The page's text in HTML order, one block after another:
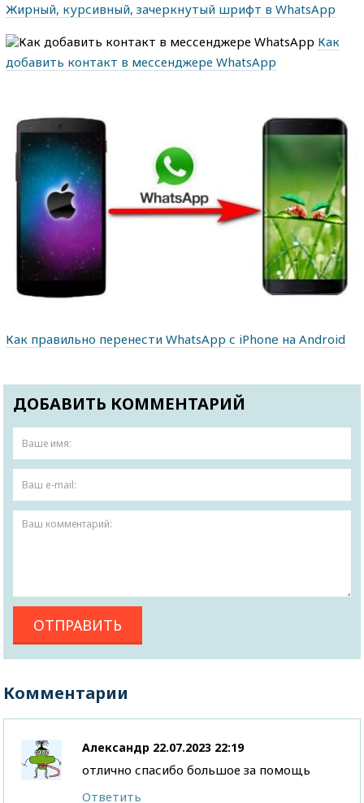
Жирный, курсивный, зачеркнутый шрифт в WhatsApp
Как
добавить контакт в мессенджере WhatsApp
Как правильно перенести WhatsApp с iPhone на Android
ДОБАВИТЬ КОММЕНТАРИЙ
Комментарии
Александр 22.07.2023 22:19
отлично спасибо большое за помощь
Ответить